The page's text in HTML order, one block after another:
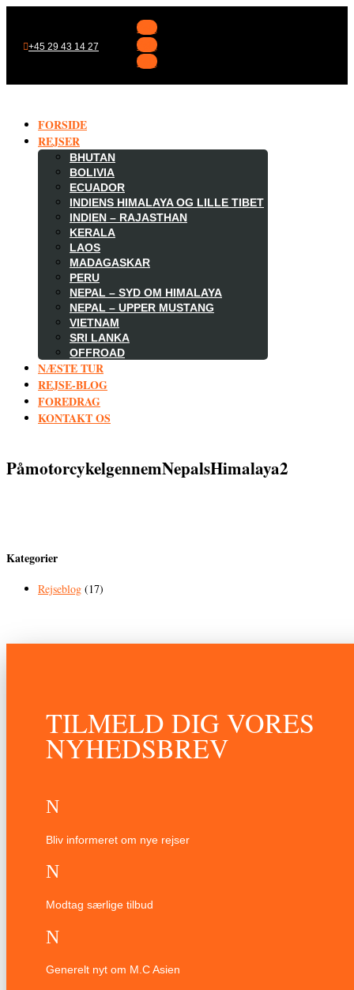
+45 29 43 14 27
Følg
Følg
Følg
FORSIDE
REJSER
BHUTAN
BOLIVIA
ECUADOR
INDIENS HIMALAYA OG LILLE TIBET
INDIEN – RAJASTHAN
KERALA
LAOS
MADAGASKAR
PERU
NEPAL – SYD OM HIMALAYA
NEPAL – UPPER MUSTANG
VIETNAM
SRI LANKA
OFFROAD
NÆSTE TUR
REJSE-BLOG
FOREDRAG
KONTAKT OS
PåmotorcykelgennemNepalsHimalaya2
Kategorier
Rejseblog (17)
TILMELD DIG VORES
NYHEDSBREV
N
Bliv informeret om nye rejser
N
Modtag særlige tilbud
N
Generelt nyt om M.C Asien